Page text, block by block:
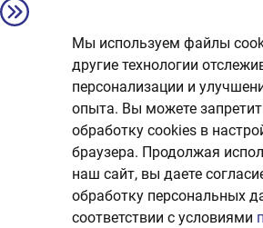
Мы используем файлы
другие технологии
персонализации и
опыта. Вы можете
обработку сookies в
браузера. Продолжая
наш сайт, вы даете
обработку персональных
соответствии с условиями